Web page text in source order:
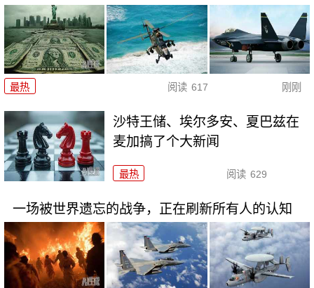
最热 阅读 617 刚刚
沙特王储、埃尔多安、夏巴兹在
麦加搞了个大新闻
最热 阅读 629
一场被世界遗忘的战争，正在刷新所有人的认知